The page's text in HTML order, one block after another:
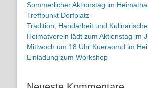
Sommerlicher Aktionstag im
Treffpunkt Dorfplatz
Tradition, Handarbeit und
Heimatverein lädt zum Aktionstag im
Mittwoch um 18 Uhr Küeraomd im
Einladung zum Workshop